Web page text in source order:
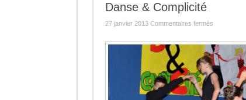
Danse & Complicité
27 janvier 2013 Commentaires ferméssur
Complicité